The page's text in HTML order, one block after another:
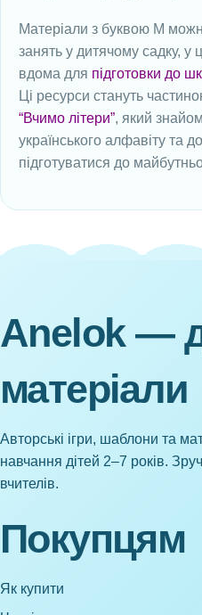
Матеріали з буквою М
занять у дитячому садку, у
вдома для підготовки до
Ці ресурси стануть
“Вчимо літери”, який
українського алфавіту та
підготуватися до
Anelok —
матеріали
Авторські ігри, шаблони та
навчання дітей 2–7 років.
вчителів.
Покупцям
Як купити